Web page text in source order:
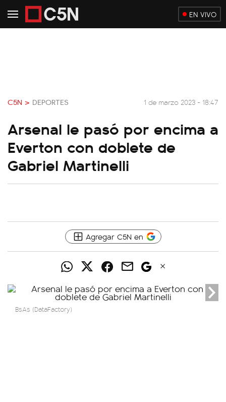
EN VIVO
C5N > DEPORTES 1 de marzo 2023 - 18:47
Arsenal le pasó por encima a
Everton con doblete de
Gabriel Martinelli
Agregar C5N en
BsAs (DataFactory)